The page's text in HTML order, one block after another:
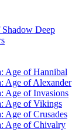
Shadow Deep
Age of Hannibal
Age of Alexander
Age of Invasions
Age of Vikings
Age of Crusades
Age of Chivalry